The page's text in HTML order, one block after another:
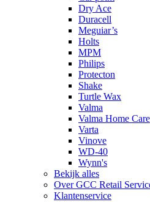
Dry Ace
Duracell
Meguiar’s
Holts
MPM
Philips
Protecton
Shake
Turtle Wax
Valma
Valma Home Care
Varta
Vinove
WD-40
Wynn's
Bekijk alles
Over GCC Retail
Klantenservice